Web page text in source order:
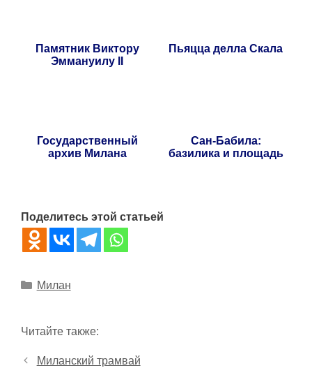
Памятник Виктору
Эммануилу II
Пьяцца делла Скала
Государственный
архив Милана
Сан-Бабила:
базилика и площадь
Поделитесь этой статьей
Рубрики
Милан
Читайте также:
Миланский трамвай